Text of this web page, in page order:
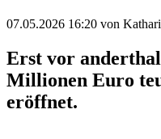
07.05.2026 16:20 von
Erst vor
Millionen Euro
eröffnet.